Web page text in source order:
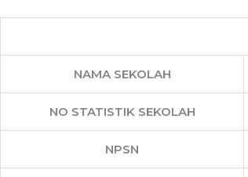
NAMA SEKOLAH
NO STATISTIK SEKOLAH
NPSN